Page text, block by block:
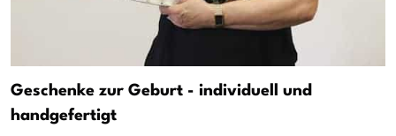
Geschenke zur Geburt - individuell und
handgefertigt